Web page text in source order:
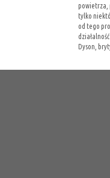
powietrza,
tylko
od tego
Dyson,